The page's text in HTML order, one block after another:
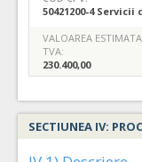
50421200-4
VALOAREA
TVA:
230.400,00
SECTIUNEA IV: